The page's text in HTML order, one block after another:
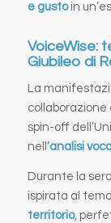
e gustoin
VoiceWise:
Giubileo di
La
collaborazione
spin-off
nell’analisi
Durante la
ispirata al
territorio,